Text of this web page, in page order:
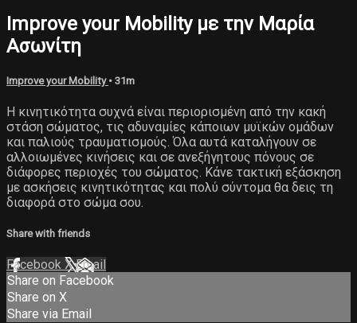
Improve your Mobility με την Μαρία
Ασωνίτη
Improve your Mobility • 31m
Η κινητικότητα συχνά είναι περιορισμένη από την κακή
στάση σώματος, τις αδυναμίες κάποιων μυϊκών ομάδων
και παλιούς τραυματισμούς. Όλα αυτά καταλήγουν σε
αλλοιωμένες κινήσεις και σε ανεξήγητους πόνους σε
διάφορες περιοχές του σώματος. Κάνε τακτική εξάσκηση
με ασκήσεις κινητικότητας και πολύ σύντομα θα δεις τη
διαφορά στο σώμα σου.
Share with friends
Facebook XEmail
Share on Facebook
Share on X
Share via Email